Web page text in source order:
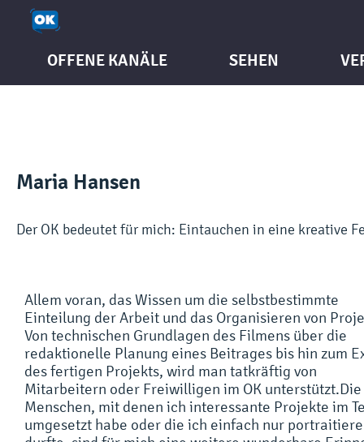
OFFENE KANÄLE SEHEN
Maria Hansen
Der OK bedeutet für mich: Eintauchen in eine kreative
Allem voran, das Wissen um die selbstbestimmte
Einteilung der Arbeit und das Organisieren von
Von technischen Grundlagen des Filmens über die
redaktionelle Planung eines Beitrages bis hin zum
des fertigen Projekts, wird man tatkräftig von
Mitarbeitern oder Freiwilligen im OK unterstützt.Die
Menschen, mit denen ich interessante Projekte im
umgesetzt habe oder die ich einfach nur